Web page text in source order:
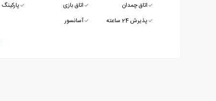
اتاق چمدان اتاق بازی پارکینگ
پذیرش 24 ساعته
آسانسور